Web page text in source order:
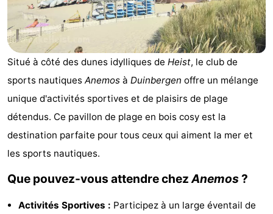
Holiday
Suites
Zeebrugge
Seaside
Blankenberge
Chambre
d'hôtes
Chaumières
Beachside
Hôtels
minutes
Plages
Situé à côté des dunes idylliques de Heist, le club de
sports nautiques Anemos à Duinbergen offre un mélange
unique d'activités sportives et de plaisirs de plage
détendus. Ce pavillon de plage en bois cosy est la
destination parfaite pour tous ceux qui aiment la mer et
les sports nautiques.
Que pouvez-vous attendre chez Anemos?
Activités Sportives : Participez à un large éventail de